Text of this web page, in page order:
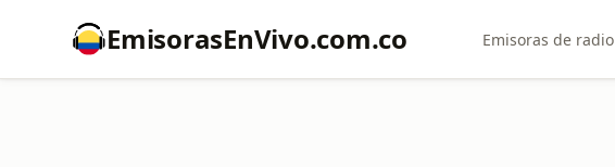
EmisorasEnVivo.com.co Emisoras de radio